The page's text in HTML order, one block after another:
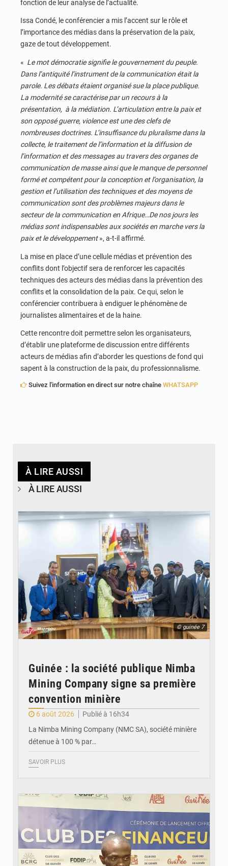
fonction de leur analyse de l’actualité.
Issa Condé, le conférencier a mis l’accent sur le rôle et
l’importance des médias dans la préservation de la paix,
gaze de tout développement.
« Le mot démocratie signifie le gouvernement du peuple.
Dans l’antiquité l’instrument de la communication était la
parole. Les débats étaient organisé sue la place publique.
La modernité se caractérise par un recours à la
présentation, à la médiation. L’articulation entre la paix et
son opposé guerre, violence est une des clefs de
nombreuses doctrines. L’insuffisance du pluralisme dans la
collecte, le traitement de l’information et la diffusion de
l’information et des messages au travers des organes de
communication de masse ainsi que le manque de personnel
formé et compétent pour la conception et l’organisation, la
gestion et l’utilisation des techniques et des moyens de
communication sont des problèmes majeurs dans le
secteur de la communication en Afrique…De nos jours les
médias sont indispensables aux sociétés en marche vers la
paix et le développement», a-t-il affirmé.
La mise en place d’une cellule médias et prévention des
conflits dont l’objectif sera de renforcer les capacités
techniques des acteurs des médias dans la prévention des
conflits et la consolidation de la paix. Ce qui, selon le
conférencier contribuera à endiguer le phénomène de
journalistes alimentaires et de la haine.
Cette rencontre doit permettre selon les organisateurs,
d’établir une plateforme de discussion entre différents
acteurs de médias afin d’aborder les questions de fond qui
sapent à la construction de la paix, du professionnalisme.
Suivez l'information en direct sur notre chaîne WHATSAPP
À LIRE AUSSI
À LIRE AUSSI
© guinée 7
Guinée : la société publique Nimba
Mining Company signe sa première
convention minière
6 août 2026
Publié à 16h34
La Nimba Mining Company (NMC SA), société minière
détenue à 100 % par…
SAVOIR PLUS